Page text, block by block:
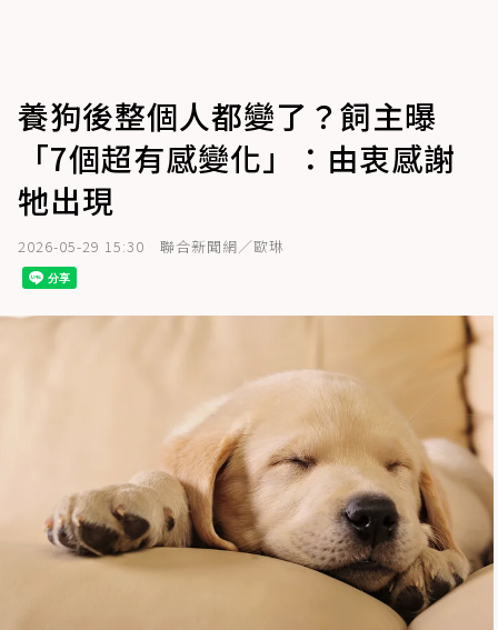
養狗後整個人都變了？飼主曝
「7個超有感變化」：由衷感謝
牠出現
2026-05-29 15:30 聯合新聞網／歐琳